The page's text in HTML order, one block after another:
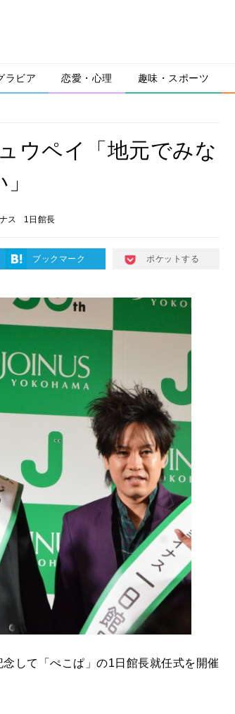
ラビア 恋愛・心理 趣味・スポーツ
ウペイ「地元でみな
ス 1日館長
ブックマーク ポケットする
して「ぺこぱ」の1日館長就任式を開催